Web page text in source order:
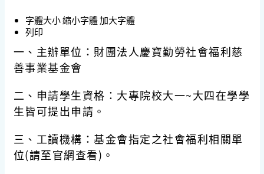
字體大小縮小字體加大字體
列印
一、主辦單位：財團法人慶寶勤勞社會福利慈
善事業基金會
二、申請學生資格：大專院校大一~大四在學學
生皆可提出申請。
三、工讀機構：基金會指定之社會福利相關單
位(請至官網查看)。